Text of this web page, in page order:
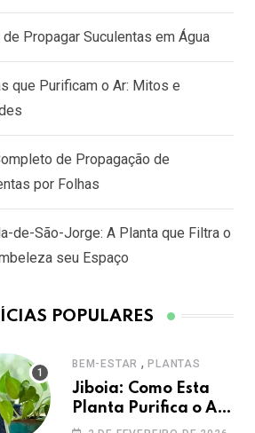
de Propagar Suculentas em Água
que Purificam o Ar: Mitos e
de Propagação de
por Folhas
de-São-Jorge: A Planta que Filtra o
seu Espaço
POPULARES
BEM-ESTAR ,PLANTAS
Jiboia: Como Esta
Planta Purifica o Ar
e Melhora Sua